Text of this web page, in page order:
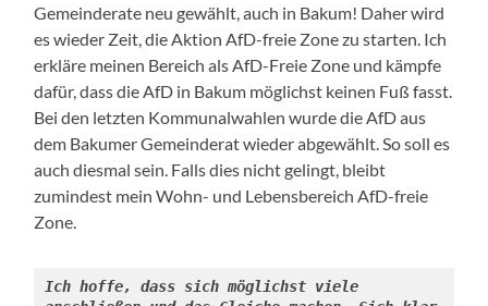
Gemeinderate neu gewählt, auch in Bakum! Daher wird
es wieder Zeit, die Aktion AfD-freie Zone zu starten. Ich
erkläre meinen Bereich als AfD-Freie Zone und kämpfe
dafür, dass die AfD in Bakum möglichst keinen Fuß fasst.
Bei den letzten Kommunalwahlen wurde die AfD aus
dem Bakumer Gemeinderat wieder abgewählt. So soll es
auch diesmal sein. Falls dies nicht gelingt, bleibt
zumindest mein Wohn- und Lebensbereich AfD-freie
Zone.
Ich hoffe, dass sich möglichst viele